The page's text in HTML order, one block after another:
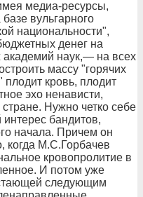
медиа-ресурсы,
вульгарного
национальности",
денег на
академий наук,— на всех
массу "горячих
плодит кровь, плодит
эхо ненависти,
Нужно четко себе
интерес бандитов,
начала. Причем он
когда М.С.Горбачев
кровопролитие в
И потом уже
следующим